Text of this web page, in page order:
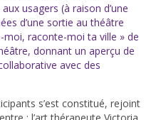
usagers (à raison d’une
d’une sortie au théâtre
raconte-moi ta ville » de
donnant un aperçu de
avec des
s’est constitué, rejoint